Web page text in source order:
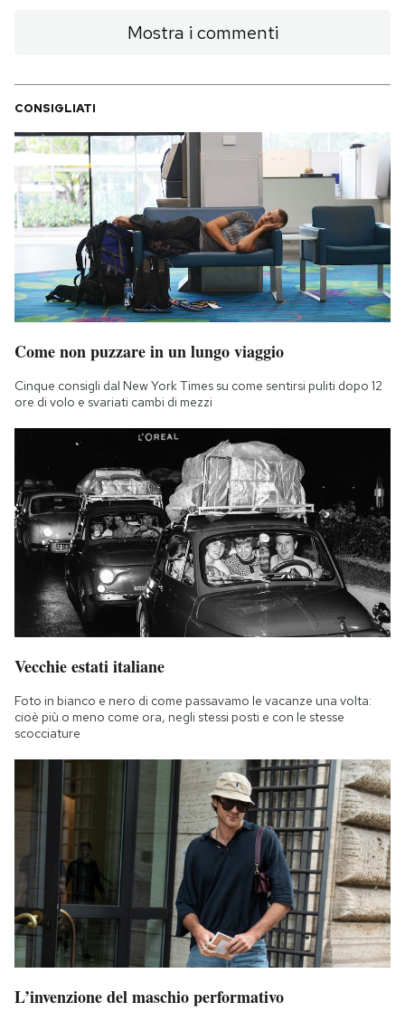
Mostra i commenti
CONSIGLIATI
Come non puzzare in un lungo viaggio
Cinque consigli dal New York Times su come sentirsi puliti dopo 12
ore di volo e svariati cambi di mezzi
Vecchie estati italiane
Foto in bianco e nero di come passavamo le vacanze una volta:
cioè più o meno come ora, negli stessi posti e con le stesse
scocciature
L’invenzione del maschio performativo